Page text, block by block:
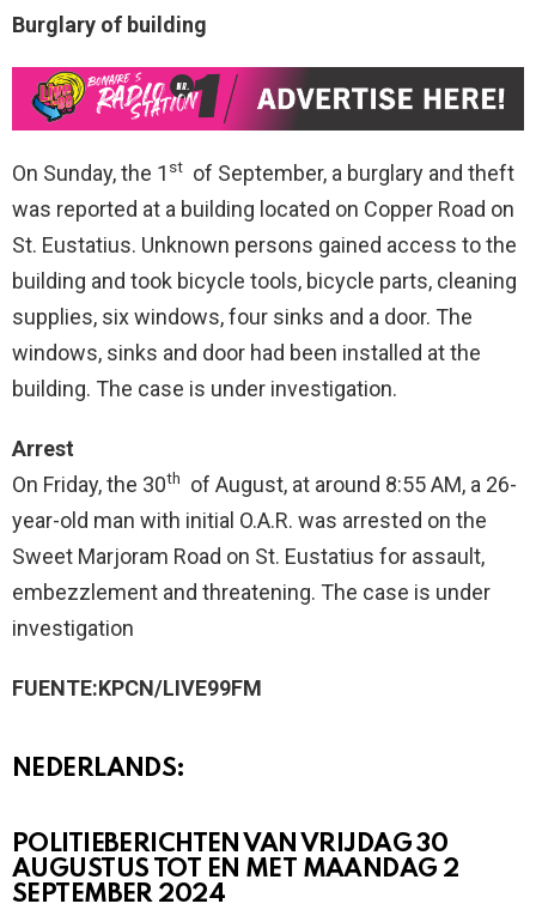
Burglary of building
On Sunday, the 1 st of September, a burglary and theft
was reported at a building located on Copper Road on
St. Eustatius. Unknown persons gained access to the
building and took bicycle tools, bicycle parts, cleaning
supplies, six windows, four sinks and a door. The
windows, sinks and door had been installed at the
building. The case is under investigation.
Arrest
On Friday, the 30th
of August, at around 8:55 AM, a 26-
year-old man with initial O.A.R. was arrested on the
Sweet Marjoram Road on St. Eustatius for assault,
embezzlement and threatening. The case is under
investigation
FUENTE:KPCN/LIVE99FM
NEDERLANDS:
POLITIEBERICHTEN VAN VRIJDAG 30
AUGUSTUS TOT EN MET MAANDAG 2
SEPTEMBER 2024